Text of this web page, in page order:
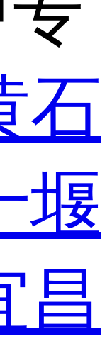
石
堰
昌